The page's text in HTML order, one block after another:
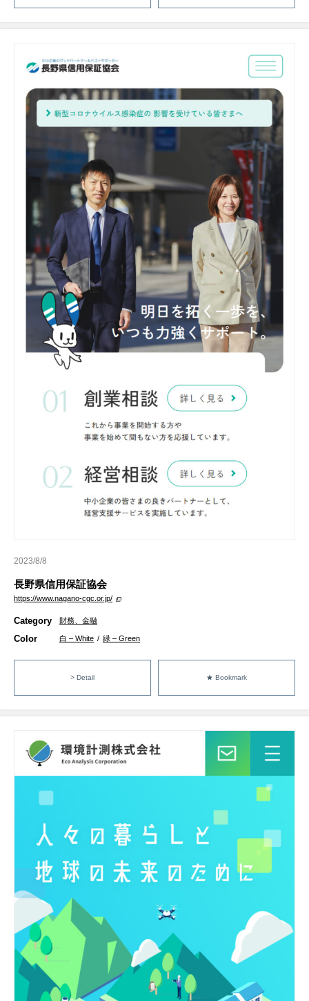
2023/8/8
長野県信用保証協会
https://www.nagano-cgc.or.jp/
Category 財務、金融
Color 白 – White / 緑 – Green
> Detail ★ Bookmark